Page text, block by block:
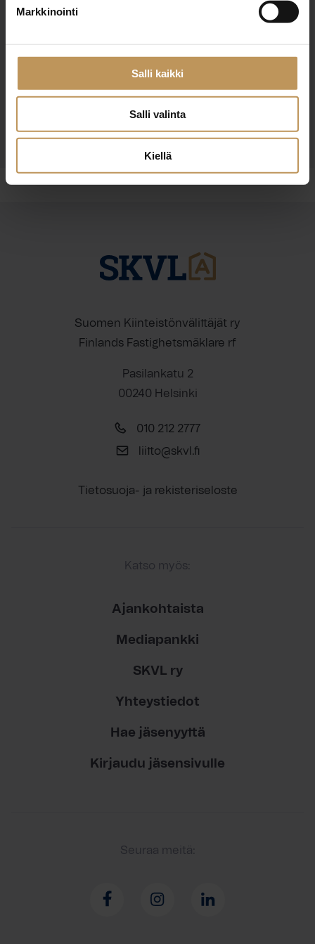
Markkinointi
Salli kaikki
Salli valinta
Kiellä
Suomen Kiinteistönvälittäjät ry
Finlands Fastighetsmäklare rf
Pasilankatu 2
00240 Helsinki
010 212 2777
liitto@skvl.fi
Tietosuoja- ja rekisteriseloste
Katso myös:
Ajankohtaista
Mediapankki
SKVL ry
Yhteystiedot
Hae jäsenyyttä
Kirjaudu jäsensivulle
Seuraa meitä: